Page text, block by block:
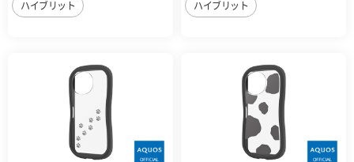
ハイブリット ハイブリット